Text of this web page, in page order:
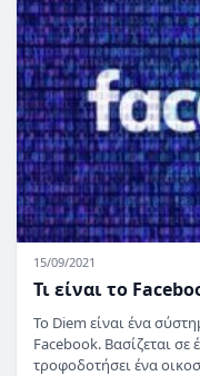
15/09/2021
Τι είναι το
Το Diem είναι ένα
Facebook. Βασίζεται
τροφοδοτήσει ένα